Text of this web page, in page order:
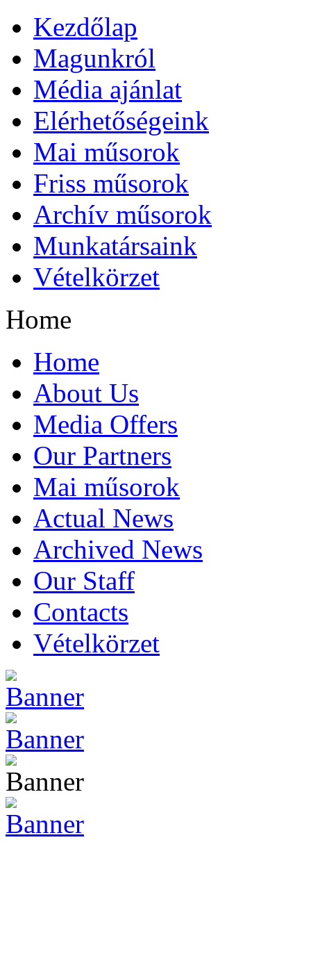
Kezdőlap
Magunkról
Média ajánlat
Elérhetőségeink
Mai műsorok
Friss műsorok
Archív műsorok
Munkatársaink
Vételkörzet
Home
Home
About Us
Media Offers
Our Partners
Mai műsorok
Actual News
Archived News
Our Staff
Contacts
Vételkörzet